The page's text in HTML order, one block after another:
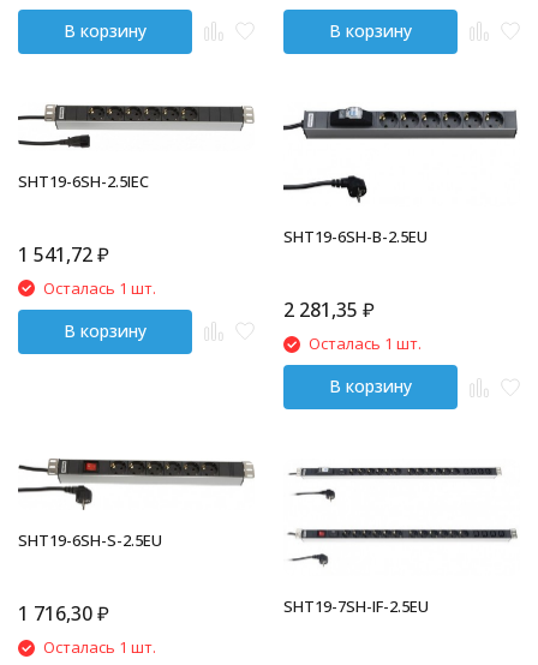
В корзину В корзину
SHT19-6SH-2.5IEC
1 541,72₽
Осталась 1 шт.
В корзину
SHT19-6SH-B-2.5EU
2 281,35 ₽
Осталась 1 шт.
В корзину
SHT19-6SH-S-2.5EU
1 716,30₽
Осталась 1 шт.
SHT19-7SH-IF-2.5EU